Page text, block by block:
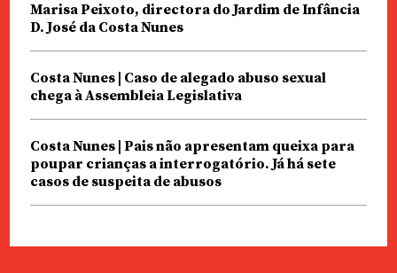
Marisa Peixoto, directora do Jardim de Infância
D. José da Costa Nunes
Costa Nunes | Caso de alegado abuso sexual
chega à Assembleia Legislativa
Costa Nunes | Pais não apresentam queixa para
poupar crianças a interrogatório. Já há sete
casos de suspeita de abusos